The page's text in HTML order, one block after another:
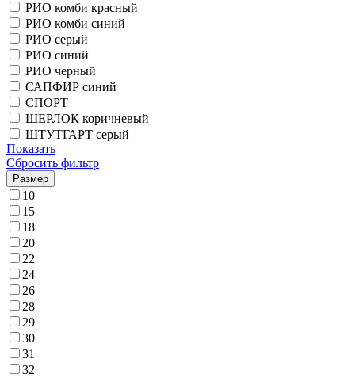
РИО комби красный
РИО комби синий
РИО серый
РИО синий
РИО черный
САПФИР синий
СПОРТ
ШЕРЛОК коричневый
ШТУТГАРТ серый
Показать
Сбросить фильтр
Размер
10
15
18
20
22
24
26
28
29
30
31
32